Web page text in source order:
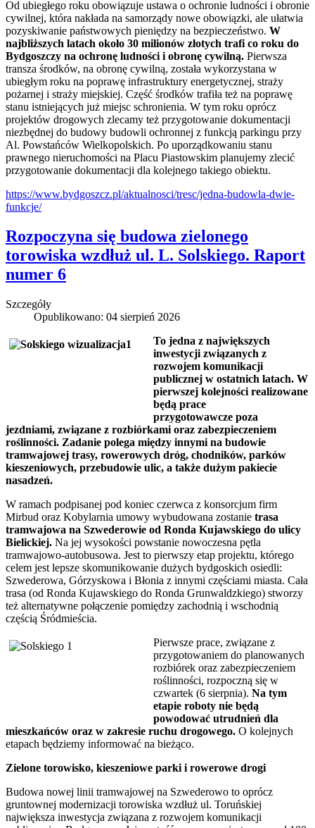
Od ubiegłego roku obowiązuje ustawa o ochronie ludności i obronie
cywilnej, która nakłada na samorządy nowe obowiązki, ale ułatwia
pozyskiwanie państwowych pieniędzy na bezpieczeństwo. W
najbliższych latach około 30 milionów złotych trafi co roku do
Bydgoszczy na ochronę ludności i obronę cywilną. Pierwsza
transza środków, na obronę cywilną, została wykorzystana w
ubiegłym roku na poprawę infrastruktury energetycznej, straży
pożarnej i straży miejskiej. Część środków trafiła też na poprawę
stanu istniejących już miejsc schronienia. W tym roku oprócz
projektów drogowych zlecamy też przygotowanie dokumentacji
niezbędnej do budowy budowli ochronnej z funkcją parkingu przy
Al. Powstańców Wielkopolskich. Po uporządkowaniu stanu
prawnego nieruchomości na Placu Piastowskim planujemy zlecić
przygotowanie dokumentacji dla kolejnego takiego obiektu.
https://www.bydgoszcz.pl/aktualnosci/tresc/jedna-budowla-dwie-
funkcje/
Rozpoczyna się budowa zielonego
torowiska wzdłuż ul. L. Solskiego. Raport
numer 6
Szczegóły
Opublikowano: 04 sierpień 2026
To jedna z największych
inwestycji związanych z
rozwojem komunikacji
publicznej w ostatnich latach. W
pierwszej kolejności realizowane
będą prace
przygotowawcze poza
jezdniami, związane z rozbiórkami oraz zabezpieczeniem
roślinności. Zadanie polega między innymi na budowie
tramwajowej trasy, rowerowych dróg, chodników, parków
kieszeniowych, przebudowie ulic, a także dużym pakiecie
nasadzeń.
W ramach podpisanej pod koniec czerwca z konsorcjum firm
Mirbud oraz Kobylarnia umowy wybudowana zostanie trasa
tramwajowa na Szwederowie od Ronda Kujawskiego do ulicy
Bielickiej. Na jej wysokości powstanie nowoczesna pętla
tramwajowo-autobusowa. Jest to pierwszy etap projektu, którego
celem jest lepsze skomunikowanie dużych bydgoskich osiedli:
Szwederowa, Górzyskowa i Błonia z innymi częściami miasta. Cała
trasa (od Ronda Kujawskiego do Ronda Grunwaldzkiego) stworzy
też alternatywne połączenie pomiędzy zachodnią i wschodnią
częścią Śródmieścia.
Pierwsze prace, związane z
przygotowaniem do planowanych
rozbiórek oraz zabezpieczeniem
roślinności, rozpoczną się w
czwartek (6 sierpnia). Na tym
etapie roboty nie będą
powodować utrudnień dla
mieszkańców oraz w zakresie ruchu drogowego. O kolejnych
etapach będziemy informować na bieżąco.
Zielone torowisko, kieszeniowe parki i rowerowe drogi
Budowa nowej linii tramwajowej na Szwederowo to oprócz
gruntownej modernizacji torowiska wzdłuż ul. Toruńskiej
największa inwestycja związana z rozwojem komunikacji